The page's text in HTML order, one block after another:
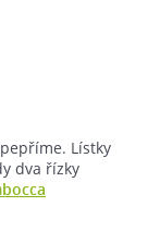
Lístky
dva řízky